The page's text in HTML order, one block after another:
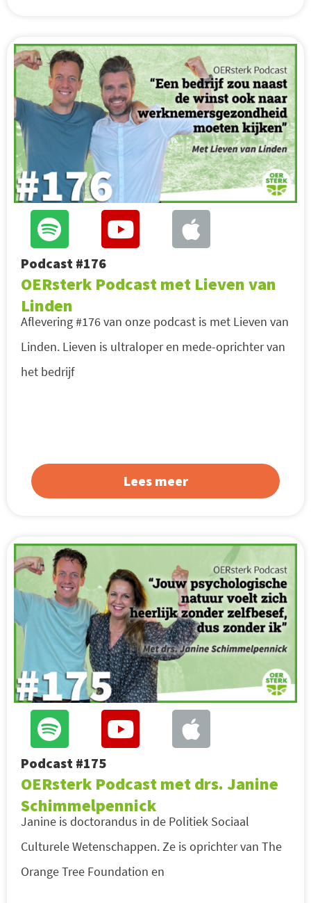
Podcast #176
OERsterk Podcast met Lieven van
Linden
Aflevering #176 van onze podcast is met Lieven van
Linden. Lieven is ultraloper en mede-oprichter van
het bedrijf
Lees meer
Podcast #175
OERsterk Podcast met drs. Janine
Schimmelpennick
Janine is doctorandus in de Politiek Sociaal
Culturele Wetenschappen. Ze is oprichter van The
Orange Tree Foundation en